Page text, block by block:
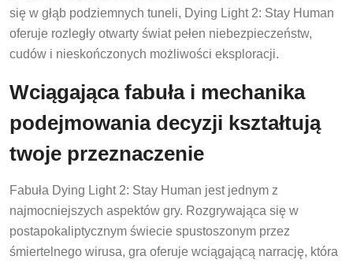
się w głąb podziemnych tuneli, Dying Light 2: Stay Human
oferuje rozległy otwarty świat pełen niebezpieczeństw,
cudów i nieskończonych możliwości eksploracji.
Wciągająca fabuła i mechanika
podejmowania decyzji kształtują
twoje przeznaczenie
Fabuła Dying Light 2: Stay Human jest jednym z
najmocniejszych aspektów gry. Rozgrywająca się w
postapokaliptycznym świecie spustoszonym przez
śmiertelnego wirusa, gra oferuje wciągającą narrację, która